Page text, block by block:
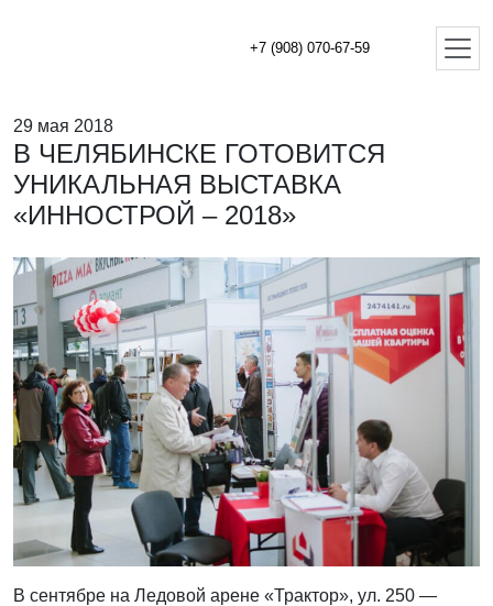
+7 (908) 070-67-59
29 мая 2018
В ЧЕЛЯБИНСКЕ ГОТОВИТСЯ
УНИКАЛЬНАЯ ВЫСТАВКА
«ИННОСТРОЙ – 2018»
В сентябре на Ледовой арене «Трактор», ул. 250 —